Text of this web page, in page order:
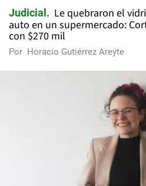
Judicial
Le quebraron el
auto en un supermercado:
con $270 mil
Por Horacio Gutiérrez Areyte